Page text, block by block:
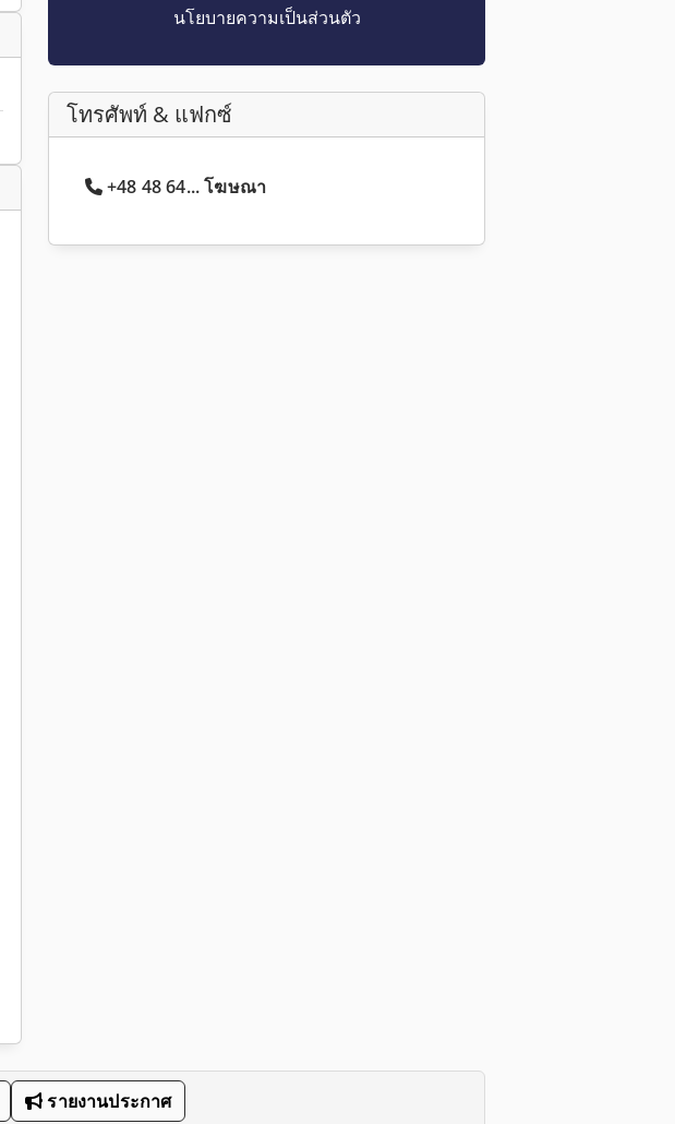
นโยบายความเป็นส่วนตัว
โทรศัพท์ & แฟกซ์
+48 48 64... โฆษณา
รายงานประกาศ